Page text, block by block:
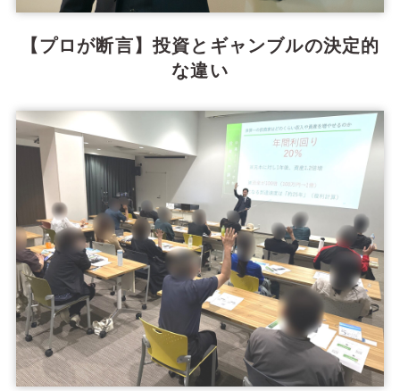
【プロが断言】投資とギャンブルの決定的
な違い